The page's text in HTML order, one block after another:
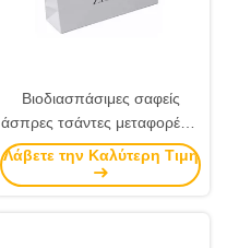
Βιοδιασπάσιμες σαφείς
άσπρες τσάντες μεταφορέων
μη τοξικές με εσωτερικό άλλο
σχέδιο χρώματος
Λάβετε την Καλύτερη Τιμή